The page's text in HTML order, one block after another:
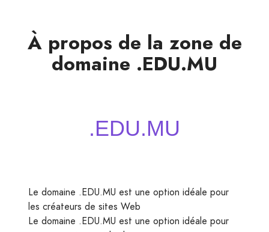
À propos de la zone de
domaine .EDU.MU
Le domaine .EDU.MU est une option idéale pour
les créateurs de sites Web
Le domaine .EDU.MU est une option idéale pour